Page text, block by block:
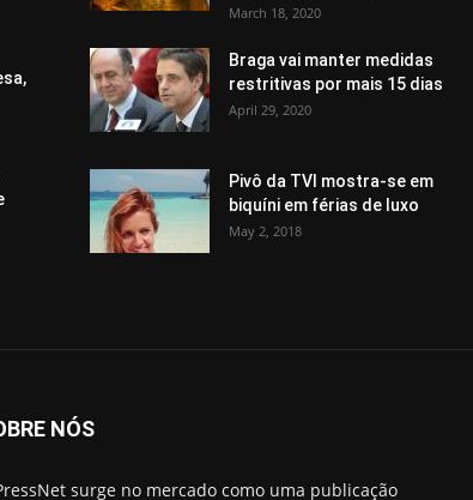
March 18, 2020
Braga vai manter medidas
restritivas por mais 15 dias
April 29, 2020
Pivô da TVI mostra-se em
biquíni em férias de luxo
May 2, 2018
NÓS
surge no mercado como uma publicação